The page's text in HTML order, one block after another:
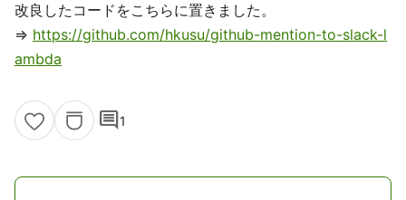
改良したコードをこちらに置きました。
⇒ https://github.com/hkusu/github-mention-to-slack-l
ambda
comment1